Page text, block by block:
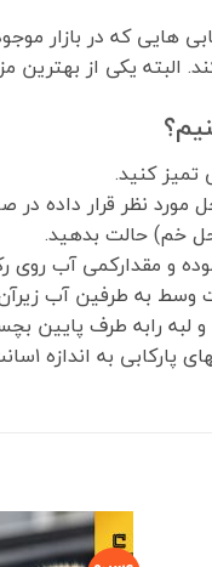
هایی که در
یکی از بهترین